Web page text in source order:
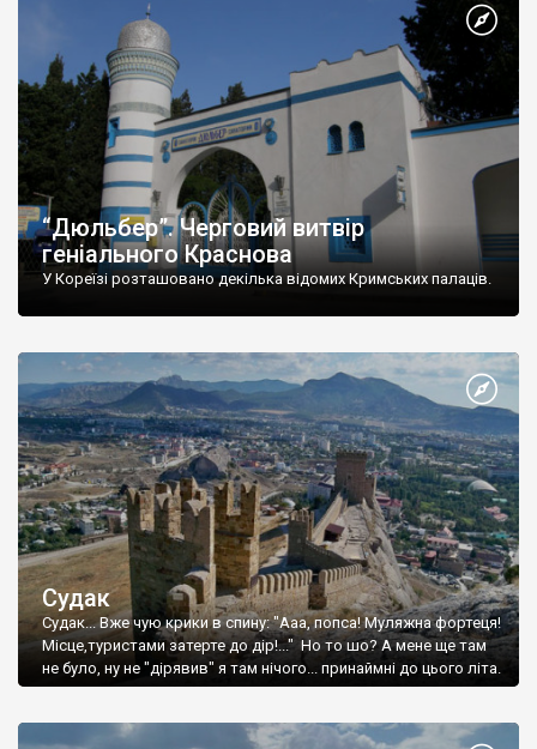
“Дюльбер”. Черговий витвір
геніального Краснова
У Кореїзі розташовано декілька відомих Кримських палаців.
Судак
Судак... Вже чую крики в спину: "Ааа, попса! Муляжна фортеця!
Місце,туристами затерте до дір!..." Но то шо? А мене ще там
не було, ну не "дірявив" я там нічого... принаймні до цього літа.